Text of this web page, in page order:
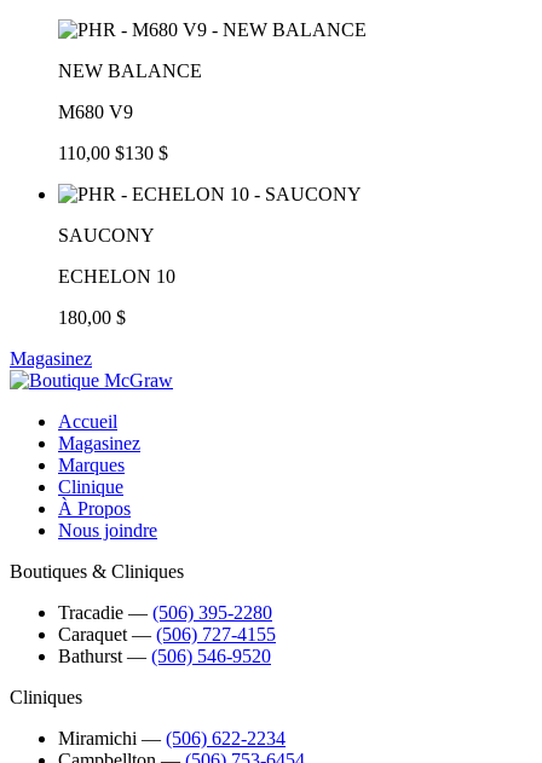
NEW BALANCE
M680 V9
110,00 $130 $
SAUCONY
ECHELON 10
180,00 $
Magasinez
Accueil
Magasinez
Marques
Clinique
À Propos
Nous joindre
Boutiques & Cliniques
Tracadie ― (506) 395-2280
Caraquet ― (506) 727-4155
Bathurst ― (506) 546-9520
Cliniques
Miramichi ― (506) 622-2234